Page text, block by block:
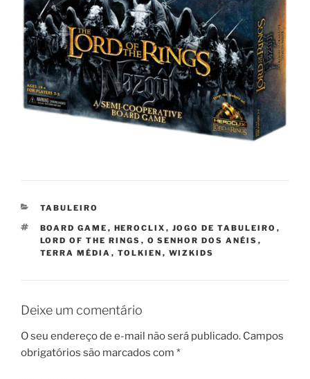
CATEGORIAS
TABULEIRO
TAGS
BOARD GAME , HEROCLIX , JOGO DE TABULEIRO ,
LORD OF THE RINGS , O SENHOR DOS ANÉIS ,
TERRA MÉDIA , TOLKIEN , WIZKIDS
Deixe um comentário
O seu endereço de e-mail não será publicado. Campos
obrigatórios são marcados com *